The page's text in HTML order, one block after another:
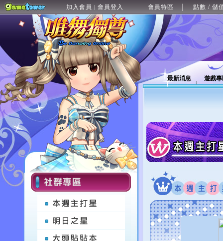
加入會員 | 會員登入 會員特區 點數 / 儲
最新消息 遊戲